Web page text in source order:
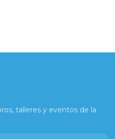
talleres y eventos de la